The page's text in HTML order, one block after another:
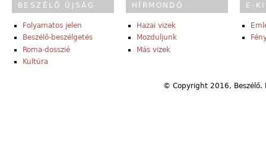
BESZÉLŐ ÚJSÁG
Folyamatos jelen
Beszélő-beszélgetés
Roma-dosszié
Kultúra
HÍRMONDÓ
Hazai vizek
Mozduljunk
Más vizek
E-
© Copyright 2016,